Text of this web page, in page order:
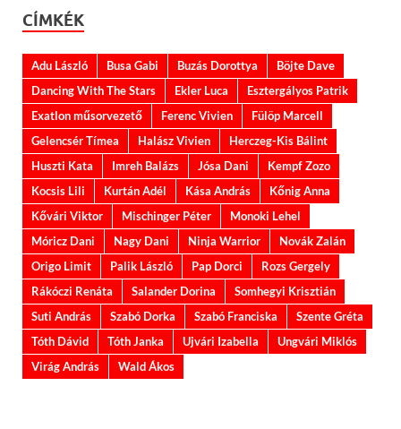
CÍMKÉK
Adu László Busa Gabi Buzás Dorottya
Böjte Dave
Dancing With The Stars
Ekler Luca
Esztergályos Patrik
Exatlon műsorvezető
Ferenc Vivien
Fülöp Marcell
Gelencsér Tímea
Halász Vivien
Herczeg-Kis Bálint
Huszti Kata
Imreh Balázs Jósa Dani
Kempf Zozo
Kocsis Lili
Kurtán Adél Kása András
Kőnig Anna
Kővári Viktor
Mischinger Péter
Monoki Lehel
Móricz Dani
Nagy Dani Ninja Warrior
Novák Zalán
Origo Limit
Palik László Pap Dorci
Rozs Gergely
Rákóczi Renáta
Salander Dorina
Somhegyi Krisztián
Suti András
Szabó Dorka Szabó Franciska
Szente Gréta
Tóth Dávid
Tóth Janka Ujvári Izabella
Ungvári Miklós
Virág András
Wald Ákos